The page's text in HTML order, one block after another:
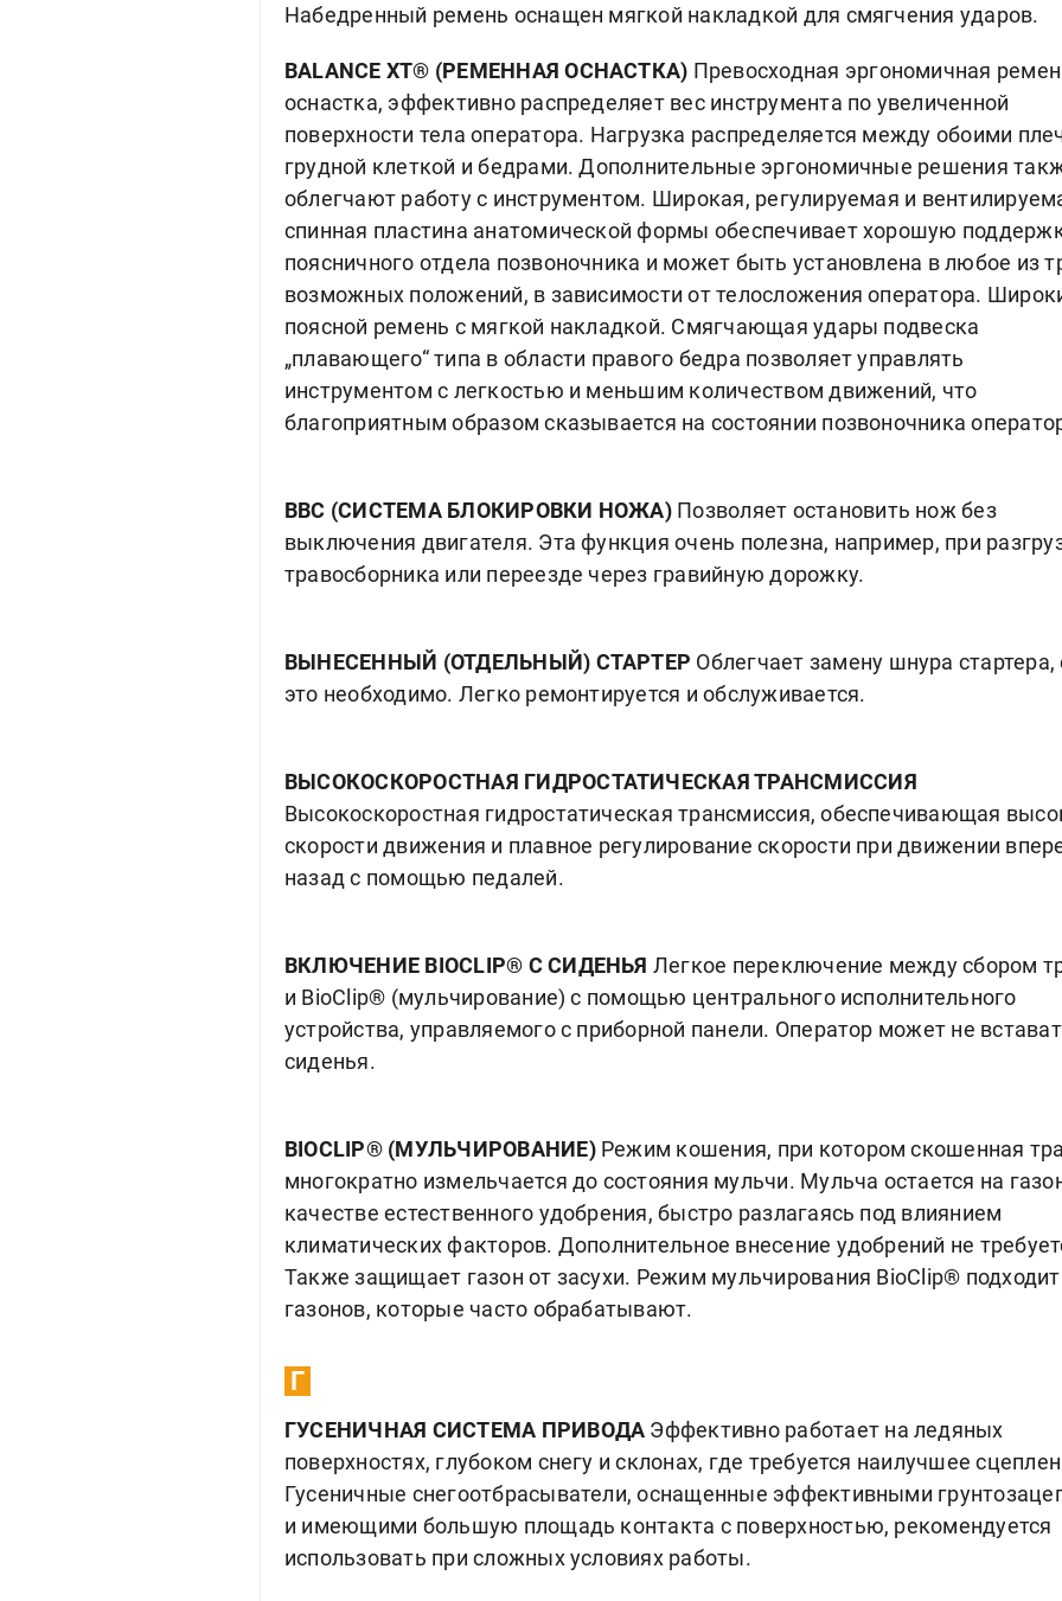
Набедренный ремень оснащен мягкой накладкой для смягчения ударов.
BALANCE XT® (РЕМЕННАЯ ОСНАСТКА) Превосходная эргономичная
оснастка, эффективно распределяет вес инструмента по увеличенной
поверхности тела оператора. Нагрузка распределяется между обоими
грудной клеткой и бедрами. Дополнительные эргономичные решения
облегчают работу с инструментом. Широкая, регулируемая и
спинная пластина анатомической формы обеспечивает хорошую
поясничного отдела позвоночника и может быть установлена в любое из
возможных положений, в зависимости от телосложения оператора.
поясной ремень с мягкой накладкой. Смягчающая удары подвеска
„плавающего“ типа в области правого бедра позволяет управлять
инструментом с легкостью и меньшим количеством движений, что
благоприятным образом сказывается на состоянии позвоночника
BBC (СИСТЕМА БЛОКИРОВКИ НОЖА)Позволяет остановить нож без
выключения двигателя. Эта функция очень полезна, например, при
травосборника или переезде через гравийную дорожку.
ВЫНЕСЕННЫЙ (ОТДЕЛЬНЫЙ) СТАРТЕР Облегчает замену шнура стартера,
это необходимо. Легко ремонтируется и обслуживается.
ВЫСОКОСКОРОСТНАЯ ГИДРОСТАТИЧЕСКАЯ ТРАНСМИССИЯ
Высокоскоростная гидростатическая трансмиссия, обеспечивающая
скорости движения и плавное регулирование скорости при движении
назад с помощью педалей.
ВКЛЮЧЕНИЕ BIOCLIP® С СИДЕНЬЯ Легкое переключение между сбором
и BioClip® (мульчирование) с помощью центрального исполнительного
устройства, управляемого с приборной панели. Оператор может не
сиденья.
BIOCLIP® (МУЛЬЧИРОВАНИЕ)Режим кошения, при котором скошенная
многократно измельчается до состояния мульчи. Мульча остается на
качестве естественного удобрения, быстро разлагаясь под влиянием
климатических факторов. Дополнительное внесение удобрений не
Также защищает газон от засухи. Режим мульчирования BioClip®
газонов, которые часто обрабатывают.
Г
ГУСЕНИЧНАЯ СИСТЕМА ПРИВОДА Эффективно работает на ледяных
поверхностях, глубоком снегу и склонах, где требуется наилучшее
Гусеничные снегоотбрасыватели, оснащенные эффективными
и имеющими большую площадь контакта с поверхностью, рекомендуется
использовать при сложных условиях работы.